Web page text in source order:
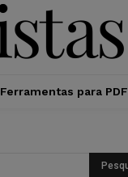
Ferramentas para PDF